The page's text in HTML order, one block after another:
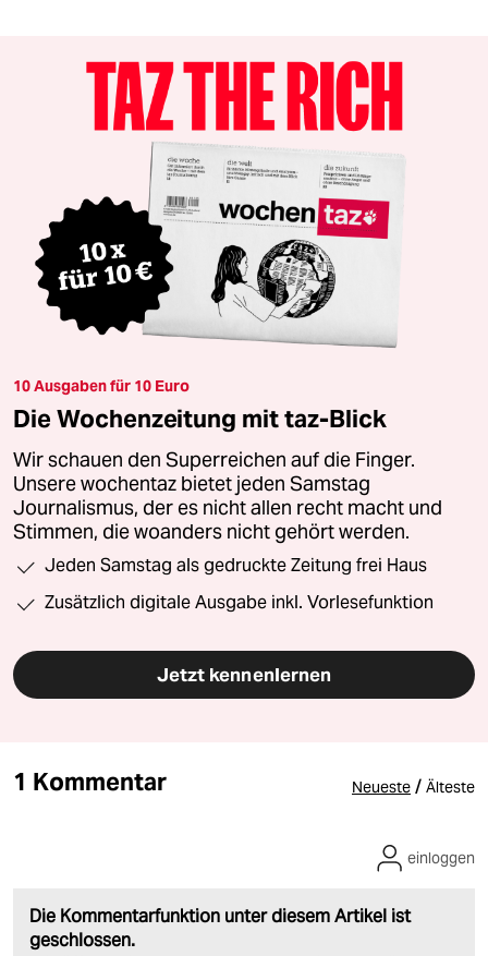
10 Ausgaben für 10 Euro
Die Wochenzeitung mit taz-Blick
Wir schauen den Superreichen auf die Finger.
Unsere wochentaz bietet jeden Samstag
Journalismus, der es nicht allen recht macht und
Stimmen, die woanders nicht gehört werden.
Jeden Samstag als gedruckte Zeitung frei Haus
Zusätzlich digitale Ausgabe inkl. Vorlesefunktion
Jetzt kennenlernen
1 Kommentar Neueste / Älteste
Die Kommentarfunktion unter diesem Artikel ist
geschlossen.
einloggen